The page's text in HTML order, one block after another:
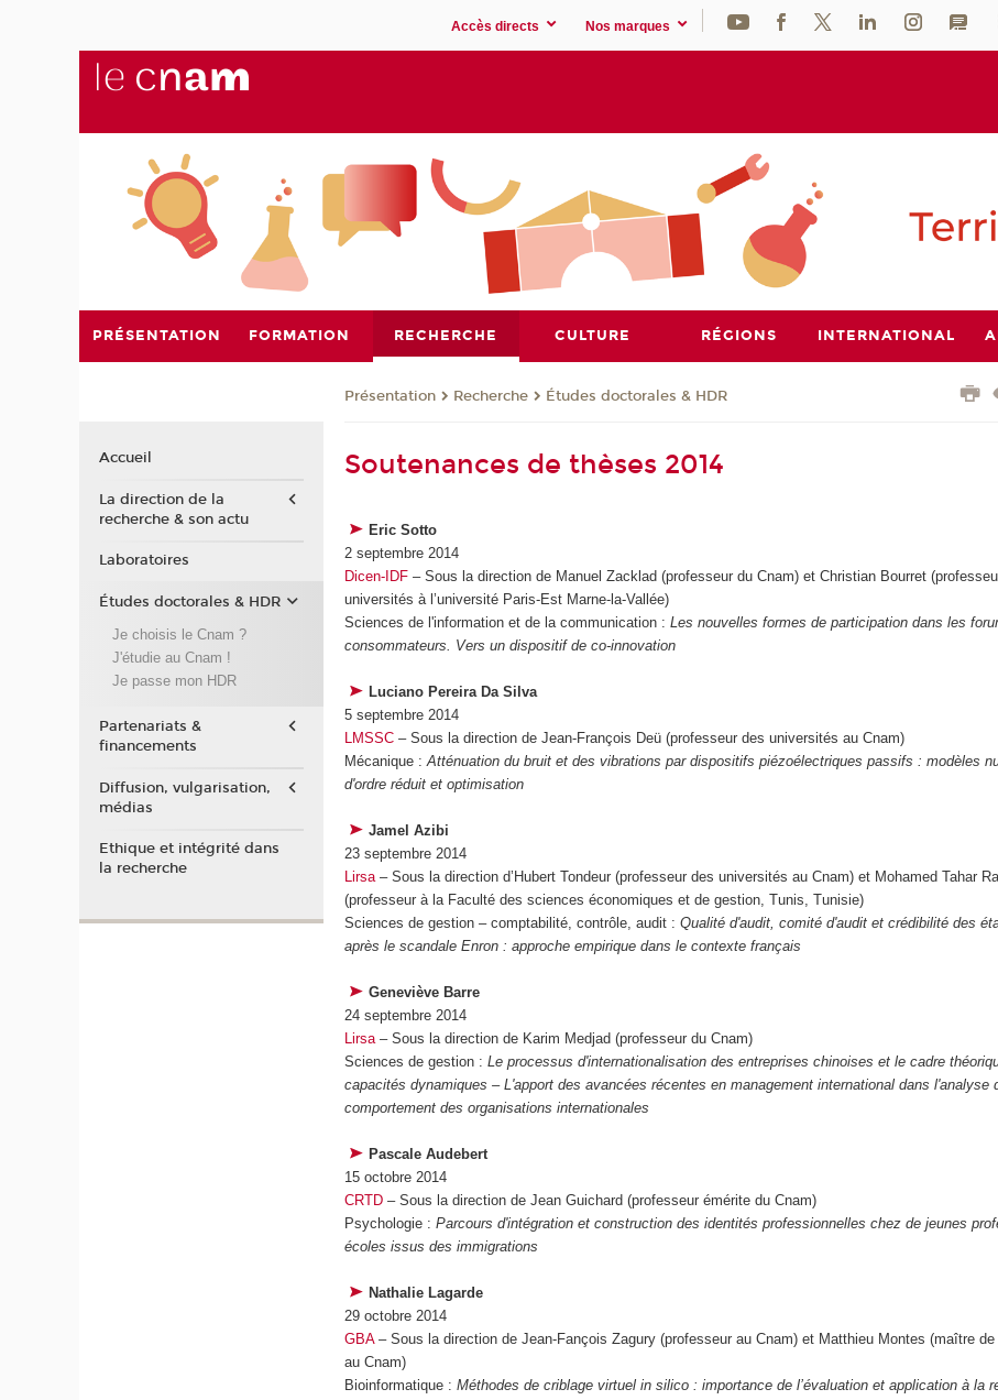
Accès directs Nos marques
PRÉSENTATION FORMATION RECHERCHE CULTURE RÉGIONS INTERNATIONAL
Présentation Recherche Études doctorales & HDR
Soutenances de thèses 2014
Eric Sotto
2 septembre 2014
Dicen-IDF – Sous la direction de Manuel Zacklad (professeur du Cnam) et Christian Bourret
universités à l’université Paris-Est Marne-la-Vallée)
Sciences de l'information et de la communication :Les nouvelles formes de participation dans les
consommateurs. Vers un dispositif de co-innovation
Luciano Pereira Da Silva
5 septembre 2014
LMSSC– Sous la direction de Jean-François Deü (professeur des universités au Cnam)
Mécanique : Atténuation du bruit et des vibrations par dispositifs piézoélectriques passifs : modèles
d'ordre réduit et optimisation
Jamel Azibi
23 septembre 2014
Lirsa – Sous la direction d’Hubert Tondeur (professeur des universités au Cnam) et Mohamed Tahar
(professeur à la Faculté des sciences économiques et de gestion, Tunis, Tunisie)
Sciences de gestion – comptabilité, contrôle, audit :Qualité d'audit, comité d'audit et crédibilité des
après le scandale Enron : approche empirique dans le contexte français
Geneviève Barre
24 septembre 2014
Lirsa – Sous la direction de Karim Medjad (professeur du Cnam)
Sciences de gestion :Le processus d'internationalisation des entreprises chinoises et le cadre
capacités dynamiques – L'apport des avancées récentes en management international dans l'analyse
comportement des organisations internationales
Pascale Audebert
15 octobre 2014
CRTD – Sous la direction de Jean Guichard (professeur émérite du Cnam)
Psychologie :Parcours d'intégration et construction des identités professionnelles chez de jeunes
écoles issus des immigrations
Nathalie Lagarde
29 octobre 2014
GBA– Sous la direction de Jean-Fançois Zagury (professeur au Cnam) et Matthieu Montes (maître de
au Cnam)
Bioinformatique :Méthodes de criblage virtuel in silico : importance de l’évaluation et application à la
Accueil
La direction de la
recherche & son actu
Laboratoires
Études doctorales & HDR
Je choisis le Cnam ?
J'étudie au Cnam !
Je passe mon HDR
Partenariats &
financements
Diffusion, vulgarisation,
médias
Ethique et intégrité dans
la recherche